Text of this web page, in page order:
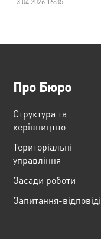
Про Бюро
Структура та
керівництво
Територіальні
управління
Засади роботи
Запитання-відповіді